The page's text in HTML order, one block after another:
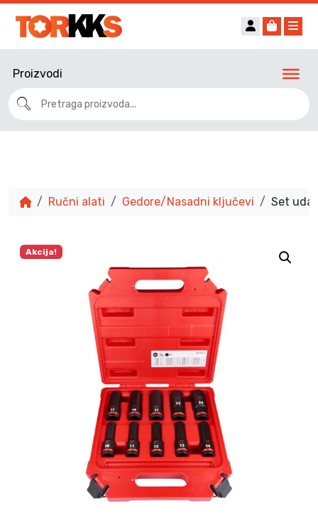
Account
Cart
Proizvodi
Ručni alati Gedore/Nasadni ključevi Set
Akcija!